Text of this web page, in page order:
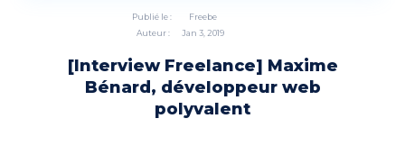
Publié le :
Auteur :
Freebe
Jan 3, 2019
[Interview Freelance] Maxime
Bénard, développeur web
polyvalent